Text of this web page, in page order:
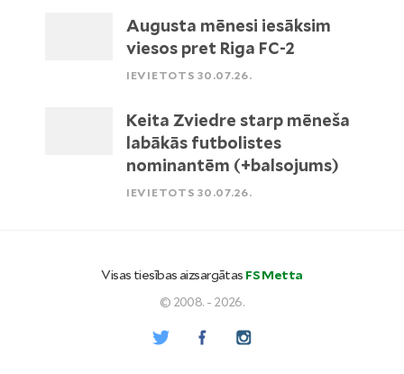
Augusta mēnesi iesāksim
viesos pret Riga FC-2
IEVIETOTS 30.07.26.
Keita Zviedre starp mēneša
labākās futbolistes
nominantēm (+balsojums)
IEVIETOTS 30.07.26.
Visas tiesības aizsargātas FS Metta
© 2008. - 2026.